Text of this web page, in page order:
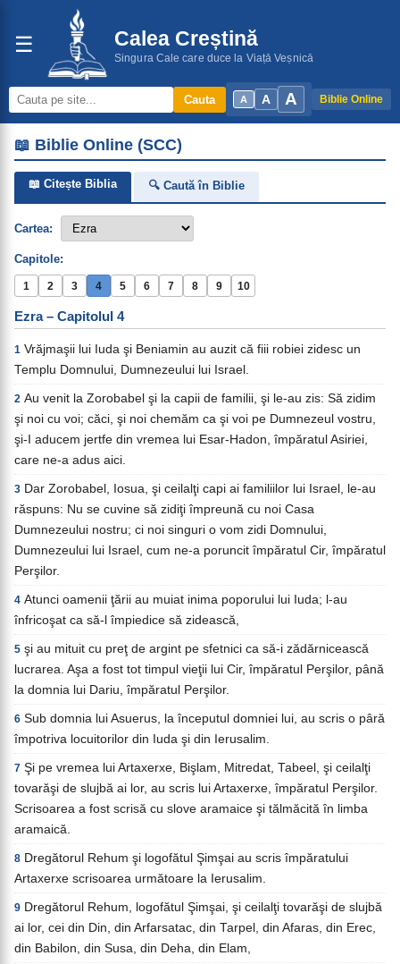
☰ Calea Creștină
Singura Cale care duce la Viață Veșnică
A A A Biblie Online
Cauta
📖 Biblie Online (SCC)
📖 Citește Biblia 🔍 Caută în Biblie
Cartea:
Capitole:
1 2 3 4 5 6 7 8 9 10
Ezra – Capitolul 4
1 Vrăjmaşii lui Iuda şi Beniamin au auzit că fiii robiei zidesc un
Templu Domnului, Dumnezeului lui Israel.
2 Au venit la Zorobabel şi la capii de familii, şi le-au zis: Să zidim
şi noi cu voi; căci, şi noi chemăm ca şi voi pe Dumnezeul vostru,
şi-I aducem jertfe din vremea lui Esar-Hadon, împăratul Asiriei,
care ne-a adus aici.
3 Dar Zorobabel, Iosua, şi ceilalţi capi ai familiilor lui Israel, le-au
răspuns: Nu se cuvine să zidiţi împreună cu noi Casa
Dumnezeului nostru; ci noi singuri o vom zidi Domnului,
Dumnezeului lui Israel, cum ne-a poruncit împăratul Cir, împăratul
Perşilor.
4 Atunci oamenii ţării au muiat inima poporului lui Iuda; l-au
înfricoşat ca să-l împiedice să zidească,
5 şi au mituit cu preţ de argint pe sfetnici ca să-i zădărnicească
lucrarea. Aşa a fost tot timpul vieţii lui Cir, împăratul Perşilor, până
la domnia lui Dariu, împăratul Perşilor.
6 Sub domnia lui Asuerus, la începutul domniei lui, au scris o pâră
împotriva locuitorilor din Iuda şi din Ierusalim.
7 Şi pe vremea lui Artaxerxe, Bişlam, Mitredat, Tabeel, şi ceilalţi
tovarăşi de slujbă ai lor, au scris lui Artaxerxe, împăratul Perşilor.
Scrisoarea a fost scrisă cu slove aramaice şi tălmăcită în limba
aramaică.
8 Dregătorul Rehum şi logofătul Şimşai au scris împăratului
Artaxerxe scrisoarea următoare la Ierusalim.
9 Dregătorul Rehum, logofătul Şimşai, şi ceilalţi tovarăşi de slujbă
ai lor, cei din Din, din Arfarsatac, din Tarpel, din Afaras, din Erec,
din Babilon, din Susa, din Deha, din Elam,